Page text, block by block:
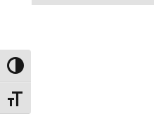
Keuze voor hoog contrast
Kies grootte van het lettertype